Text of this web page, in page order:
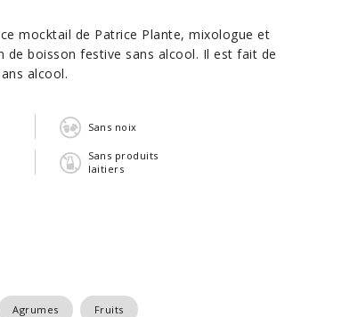
mocktail de Patrice Plante, mixologue et
boisson festive sans alcool. Il est fait de
alcool.
Sans noix
Sans produits
laitiers
Agrumes Fruits